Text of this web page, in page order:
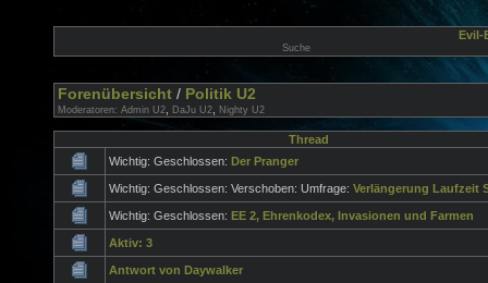
Evil-
Suche
Forenübersicht / Politik U2
Moderatoren: Admin U2 DaJu U2 Nighty U2
Thread
Wichtig: Geschlossen: Der Pranger
Wichtig: Geschlossen: Verschoben: Umfrage: Verlängerung Laufzeit
Wichtig: Geschlossen: EE 2, Ehrenkodex, Invasionen und Farmen
Aktiv: 3
Antwort von Daywalker